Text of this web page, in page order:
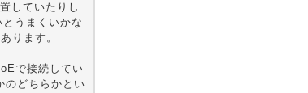
していたりし
うまくいかな
ります。
で接続してい
のどちらかとい